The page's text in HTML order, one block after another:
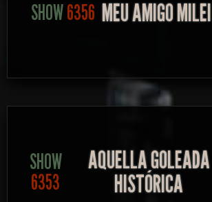
SHOW6356 MEU AMIGO MILEI
SHOW
6353
AQUELLA GOLEADA
HISTÓRICA